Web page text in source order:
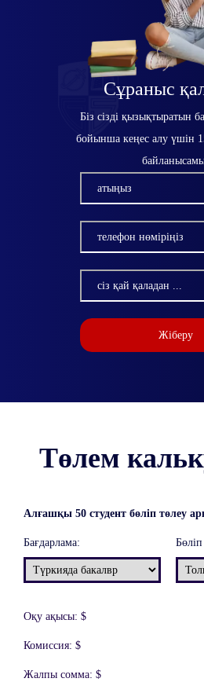
Сұраныс
Біз сізді қызықтыратын
бойынша кеңес алу үшін
Жіберу
Төлем
Алғашқы 50 студент бөліп төлеу
Бағдарлама:
Оқу ақысы: $
Комиссия: $
Жалпы сомма: $